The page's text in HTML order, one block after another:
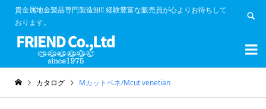
貴金属地金製品専門製造卸!! 経験豊富な販売員が心よりお待ちして
おります。


カタログ Mカットベネ/Mcut venetian